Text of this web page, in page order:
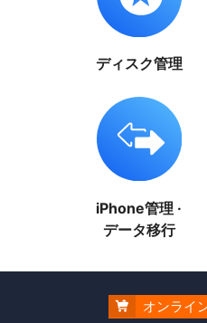
ディスク管理
iPhone管理 ·
データ移行
 オンライ